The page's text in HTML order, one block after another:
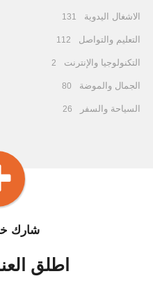
الاشغال اليدوية 131
التعليم والتواصل 112
التكنولوجيا والإنترنت 2
الجمال والموضة 80
السياحة والسفر 26
شارك
اطلق